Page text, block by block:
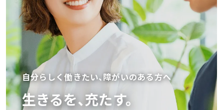
自分らしく働きたい、障がいのある方へ
生きるを、充たす。